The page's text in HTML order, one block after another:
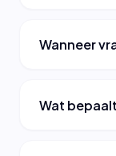
Wanneer
Wat